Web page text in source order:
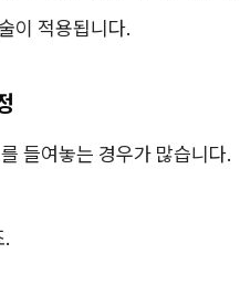
이 적용됩니다.
들여놓는 경우가 많습니다.
.